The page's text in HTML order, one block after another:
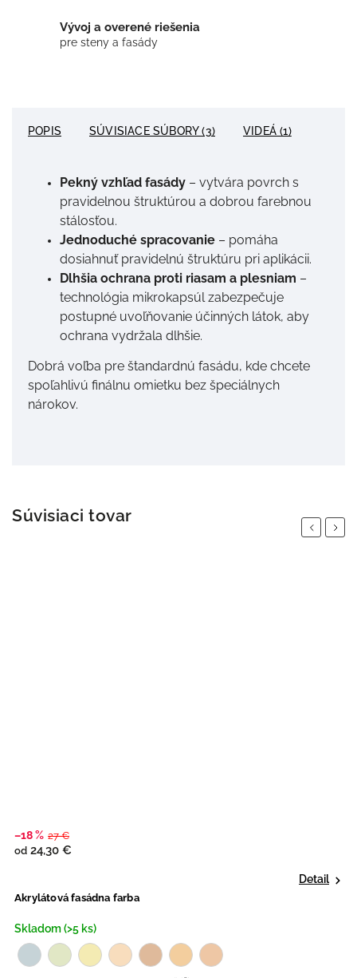
Vývoj a overené riešenia
pre steny a fasády
POPIS SÚVISIACE SÚBORY (3) VIDEÁ (1)
Pekný vzhľad fasády – vytvára povrch s
pravidelnou štruktúrou a dobrou farebnou
stálosťou.
Jednoduché spracovanie – pomáha
dosiahnuť pravidelnú štruktúru pri aplikácii.
Dlhšia ochrana proti riasam a plesniam –
technológia mikrokapsúl zabezpečuje
postupné uvoľňovanie účinných látok, aby
ochrana vydržala dlhšie.
Dobrá voľba pre štandardnú fasádu, kde chcete
spoľahlivú finálnu omietku bez špeciálnych
nárokov.
Súvisiaci tovar
Previous
Akrylátová fasádna farba
Skladom (>5 ks)
–18 % 27 €
od 24,30 €
Detail
Next